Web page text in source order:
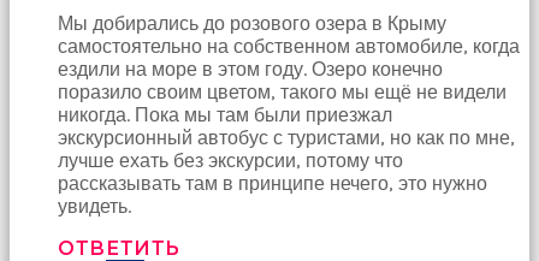
Мы добирались до розового озера в Крыму
самостоятельно на собственном автомобиле, когда
ездили на море в этом году. Озеро конечно
поразило своим цветом, такого мы ещё не видели
никогда. Пока мы там были приезжал
экскурсионный автобус с туристами, но как по мне,
лучше ехать без экскурсии, потому что
рассказывать там в принципе нечего, это нужно
увидеть.
ОТВЕТИТЬ